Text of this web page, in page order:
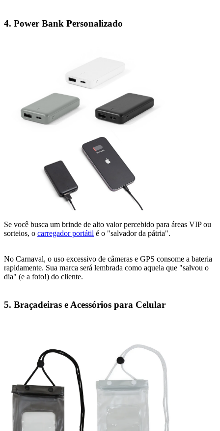
4. Power Bank Personalizado
Se você busca um brinde de alto valor percebido para áreas VIP ou
sorteios, o carregador portátil é o "salvador da pátria".
No Carnaval, o uso excessivo de câmeras e GPS consome a bateria
rapidamente. Sua marca será lembrada como aquela que "salvou o
dia" (e a foto!) do cliente.
5. Braçadeiras e Acessórios para Celular